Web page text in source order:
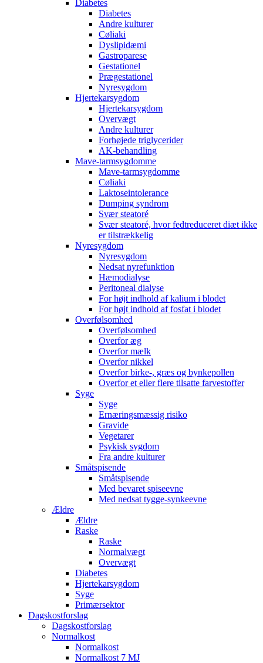
Diabetes
Diabetes
Andre kulturer
Cøliaki
Dyslipidæmi
Gastroparese
Gestationel
Prægestationel
Nyresygdom
Hjertekarsygdom
Hjertekarsygdom
Overvægt
Andre kulturer
Forhøjede triglycerider
AK-behandling
Mave-tarmsygdomme
Mave-tarmsygdomme
Cøliaki
Laktoseintolerance
Dumping syndrom
Svær steatoré
Svær steatoré, hvor fedtreduceret diæt ikke
er tilstrækkelig
Nyresygdom
Nyresygdom
Nedsat nyrefunktion
Hæmodialyse
Peritoneal dialyse
For højt indhold af kalium i blodet
For højt indhold af fosfat i blodet
Overfølsomhed
Overfølsomhed
Overfor æg
Overfor mælk
Overfor nikkel
Overfor birke-, græs og bynkepollen
Overfor et eller flere tilsatte farvestoffer
Syge
Syge
Ernæringsmæssig risiko
Gravide
Vegetarer
Psykisk sygdom
Fra andre kulturer
Småtspisende
Småtspisende
Med bevaret spiseevne
Med nedsat tygge-synkeevne
Ældre
Ældre
Raske
Raske
Normalvægt
Overvægt
Diabetes
Hjertekarsygdom
Syge
Primærsektor
Dagskostforslag
Dagskostforslag
Normalkost
Normalkost
Normalkost 7 MJ